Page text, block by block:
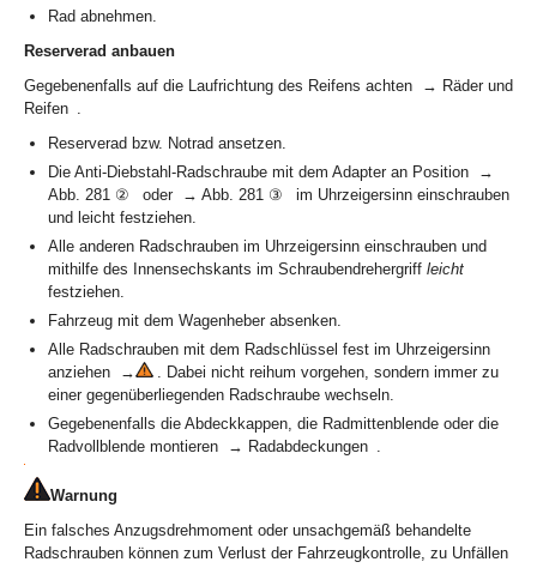
Rad abnehmen.
Reserverad anbauen
Gegebenenfalls auf die Laufrichtung des Reifens achten → Räder und
Reifen .
Reserverad bzw. Notrad ansetzen.
Die Anti-Diebstahl-Radschraube mit dem Adapter an Position →
Abb. 281 ② oder → Abb. 281 ③ im Uhrzeigersinn einschrauben
und leicht festziehen.
Alle anderen Radschrauben im Uhrzeigersinn einschrauben und
mithilfe des Innensechskants im Schraubendrehergriff leicht
festziehen.
Fahrzeug mit dem Wagenheber absenken.
Alle Radschrauben mit dem Radschlüssel fest im Uhrzeigersinn
anziehen →
. Dabei nicht reihum vorgehen, sondern immer zu
einer gegenüberliegenden Radschraube wechseln.
Gegebenenfalls die Abdeckkappen, die Radmittenblende oder die
Radvollblende montieren → Radabdeckungen .
Warnung
Ein falsches Anzugsdrehmoment oder unsachgemäß behandelte
Radschrauben können zum Verlust der Fahrzeugkontrolle, zu Unfällen